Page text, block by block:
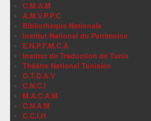
C.M.A.M
A.M.V.P.P.C
Bibliothèque Nationale
Institut National du Patrimoine
E.N.P.F.M.C.A
Institut de Traduction de Tunis
Théâtre National Tunisien
O.T.D.A.V
C.N.C.I
M.A.C.A.M
C.N.A.M
C.C.I.H